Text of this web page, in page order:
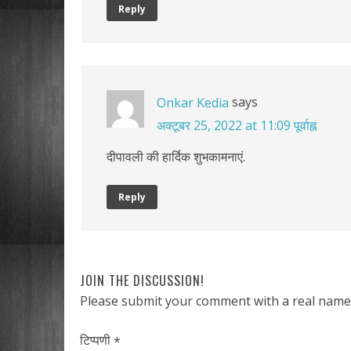
Reply
Onkar Kedia says
अक्टूबर 25, 2022 at 11:09 पूर्वाह्न
दीपावली की हार्दिक शुभकामनाएं.
Reply
JOIN THE DISCUSSION!
Please submit your comment with a real
टिप्पणी*